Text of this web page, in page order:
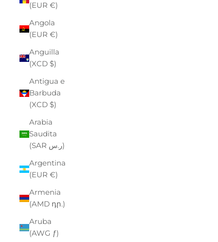
(EUR €)
Angola
(EUR €)
Anguilla
(XCD $)
Antigua e
Barbuda
(XCD $)
Arabia
Saudita
(SAR ر.س)
Argentina
(EUR €)
Armenia
(AMD դր.)
Aruba
(AWG ƒ)